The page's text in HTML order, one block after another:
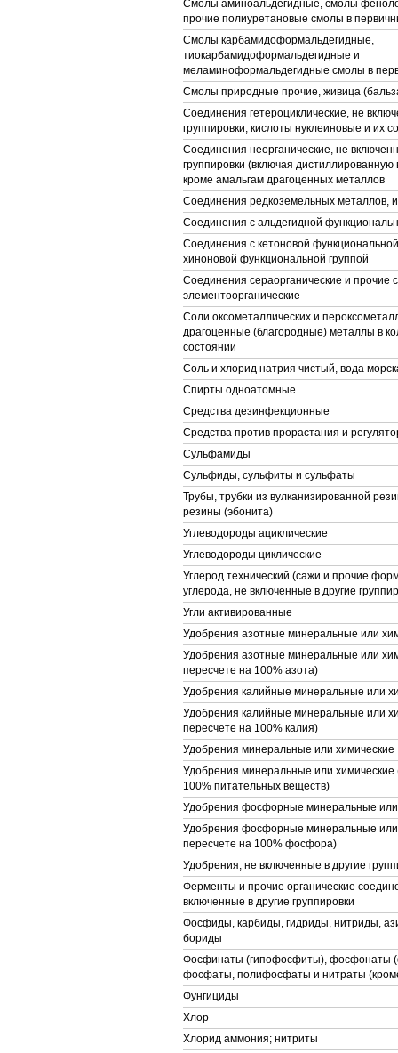
Смолы аминоальдегидные, смолы
прочие полиуретановые смолы в
Смолы карбамидоформальдегидные,
тиокарбамидоформальдегидные и
меламиноформальдегидные смолы в
Смолы природные прочие, живица
Соединения гетероциклические, не
группировки; кислоты нуклеиновые и их
Соединения неорганические, не
группировки (включая
кроме амальгам драгоценных металлов
Соединения редкоземельных металлов,
Соединения с альдегидной
Соединения с кетоновой
хиноновой функциональной группой
Соединения сераорганические и прочие
элементоорганические
Соли оксометаллических и
драгоценные (благородные) металлы в
состоянии
Соль и хлорид натрия чистый, вода
Спирты одноатомные
Средства дезинфекционные
Средства против прорастания и
Сульфамиды
Сульфиды, сульфиты и сульфаты
Трубы, трубки из вулканизированной
резины (эбонита)
Углеводороды ациклические
Углеводороды циклические
Углерод технический (сажи и прочие
углерода, не включенные в другие
Угли активированные
Удобрения азотные минеральные или
Удобрения азотные минеральные или
пересчете на 100% азота)
Удобрения калийные минеральные или
Удобрения калийные минеральные или
пересчете на 100% калия)
Удобрения минеральные или химические
Удобрения минеральные или химические
100% питательных веществ)
Удобрения фосфорные минеральные или
Удобрения фосфорные минеральные или
пересчете на 100% фосфора)
Удобрения, не включенные в другие
Ферменты и прочие органические
включенные в другие группировки
Фосфиды, карбиды, гидриды, нитриды,
бориды
Фосфинаты (гипофосфиты), фосфонаты
фосфаты, полифосфаты и нитраты
Фунгициды
Хлор
Хлорид аммония; нитриты